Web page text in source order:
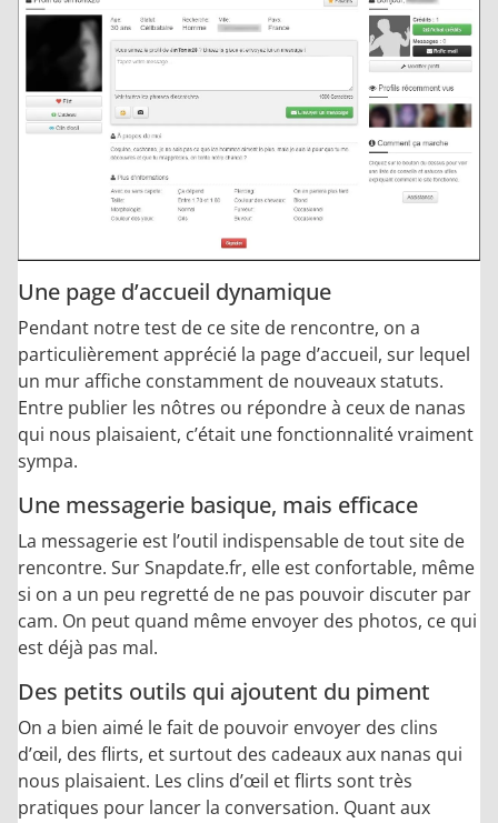
Une page d’accueil dynamique
Pendant notre test de ce site de rencontre, on a
particulièrement apprécié la page d’accueil, sur lequel
un mur affiche constamment de nouveaux statuts.
Entre publier les nôtres ou répondre à ceux de nanas
qui nous plaisaient, c’était une fonctionnalité vraiment
sympa.
Une messagerie basique, mais efficace
La messagerie est l’outil indispensable de tout site de
rencontre. Sur Snapdate.fr, elle est confortable, même
si on a un peu regretté de ne pas pouvoir discuter par
cam. On peut quand même envoyer des photos, ce qui
est déjà pas mal.
Des petits outils qui ajoutent du piment
On a bien aimé le fait de pouvoir envoyer des clins
d’œil, des flirts, et surtout des cadeaux aux nanas qui
nous plaisaient. Les clins d’œil et flirts sont très
pratiques pour lancer la conversation. Quant aux